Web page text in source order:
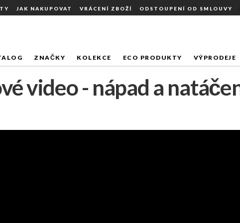
JAK NAKUPOVAT VRÁCENÍ ZBOŽÍ ODSTOUPENÍ OD SMLOUVY
ZNAČKY KOLEKCE ECO PRODUKTY VÝPRODEJE
video - nápad a